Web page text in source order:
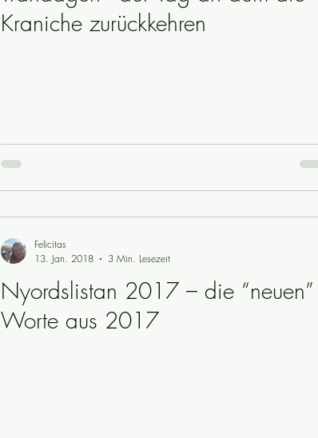
Kraniche zurückkehren
Nyordslistan 2017 – die “neuen”
Worte aus 2017
Felicitas
13. Jan. 2018
3 Min. Lesezeit